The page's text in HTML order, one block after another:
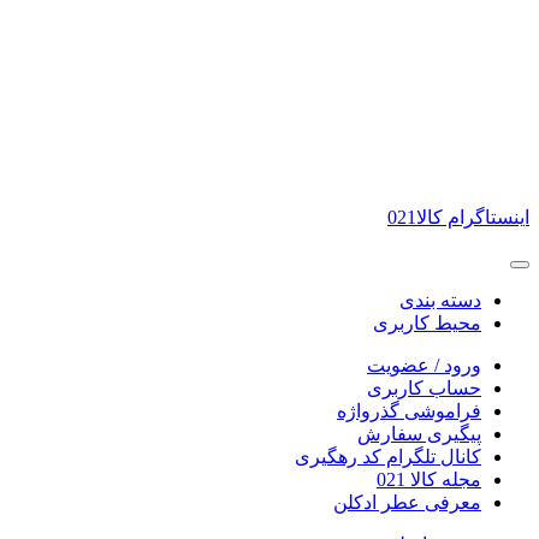
اینستاگرام کالا021
دسته بندی
محیط کاربری
ورود / عضویت
حساب کاربری
فراموشی گذرواژه
پیگیری سفارش
کانال تلگرام کد رهگیری
مجله کالا 021
معرفی عطر ادکلن